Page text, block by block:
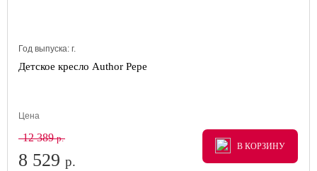
Год выпуска: г.
Детское кресло Author Pepe
Цена
12 389р.
8 529 р.
В КОРЗИНУ
В КОРЗИНУ
В КОРЗИНУ